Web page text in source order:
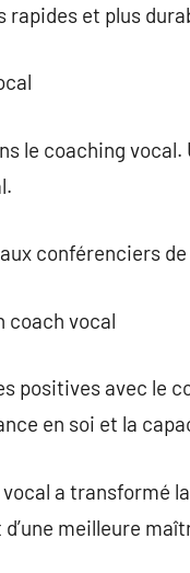
rapides et plus
le coaching
conférenciers
coach vocal
positives avec le
en soi et la
a transformé
meilleure